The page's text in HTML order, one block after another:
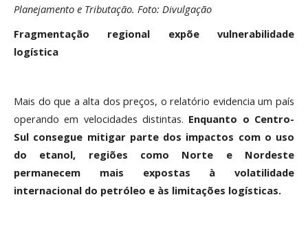
Planejamento e Tributação. Foto: Divulgação
Fragmentação regional expõe vulnerabilidade
logística
Mais do que a alta dos preços, o relatório evidencia um país
operando em velocidades distintas. Enquanto o Centro-
Sul consegue mitigar parte dos impactos com o uso
do etanol, regiões como Norte e Nordeste
permanecem mais expostas à volatilidade
internacional do petróleo e às limitações logísticas.